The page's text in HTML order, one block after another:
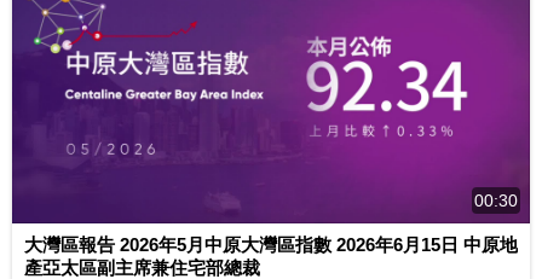
00:30
大灣區報告 2026年5月中原大灣區指數 2026年6月15日 中原地
產亞太區副主席兼住宅部總裁